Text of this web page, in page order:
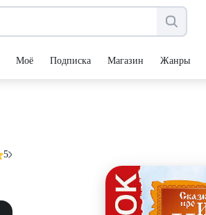
Моё Подписка Магазин Жанры
5